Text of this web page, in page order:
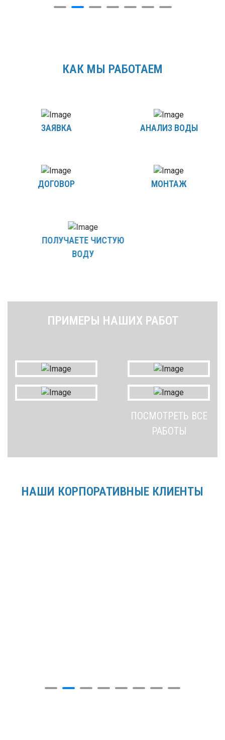
КАК МЫ РАБОТАЕМ
ЗАЯВКА АНАЛИЗ ВОДЫ
ДОГОВОР МОНТАЖ
ПОЛУЧАЕТЕ ЧИСТУЮ
ПРИМЕРЫ НАШИХ РАБОТ
ПОСМОТРЕТЬ ВСЕ
РАБОТЫ
НАШИ КОРПОРАТИВНЫЕ КЛИЕНТЫ